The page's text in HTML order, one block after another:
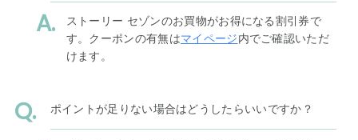
ストーリー セゾンのお買物がお得になる割引券で
す。クーポンの有無はマイページ内でご確認いただ
けます。
ポイントが足りない場合はどうしたらいいですか？